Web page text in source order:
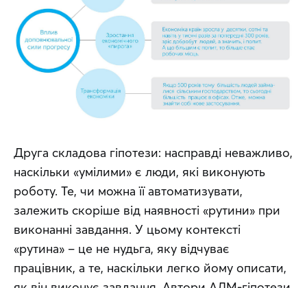
Друга складова гіпотези: насправді неважливо,
наскільки «умілими» є люди, які виконують
роботу. Те, чи можна її автоматизувати,
залежить скоріше від наявності «рутини» при
виконанні завдання. У цьому контексті
«рутина» – це не нудьга, яку відчуває
працівник, а те, наскільки легко йому описати,